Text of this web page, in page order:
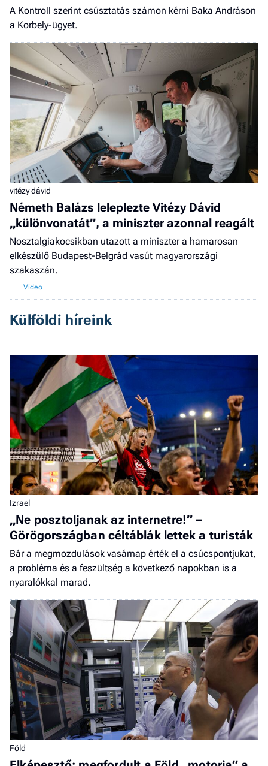
A Kontroll szerint csúsztatás számon kérni Baka Andráson
a Korbely-ügyet.
vitézy dávid
Németh Balázs leleplezte Vitézy Dávid
„különvonatát”, a miniszter azonnal reagált
Nosztalgiakocsikban utazott a miniszter a hamarosan
elkészülő Budapest-Belgrád vasút magyarországi
szakaszán.
Külföldi híreink
Izrael
„Ne posztoljanak az internetre!” –
Görögországban céltáblák lettek a turisták
Bár a megmozdulások vasárnap érték el a csúcspontjukat,
a probléma és a feszültség a következő napokban is a
nyaralókkal marad.
Föld